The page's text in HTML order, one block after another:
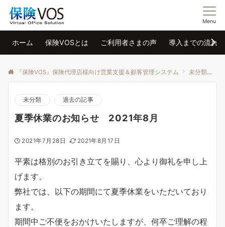
Menu
ホーム 保険VOSとは ご利用者さまの声 導入までの流れ
『保険VOS』保険代理店様向け営業支援＆顧客管理システム 未分類
未分類 過去の記事
夏季休業のお知らせ 2021年8月
2021年7月28日 2021年8月17日
平素は格別のお引き立てを賜り、心より御礼を申し上
げます。
弊社では、以下の期間にて夏季休業をいただいており
ます。
期間中ご不便をおかけいたしますが、何卒ご理解の程